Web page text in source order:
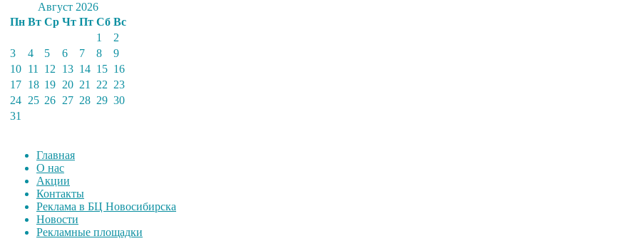
Август 2026
Пн Вт Ср Чт Пт Сб Вс
1
2
3
4 5 6 7 8
9
10 11 12 13 14 15 16
17 18 19 20 21 22 23
24 25 26 27 28 29 30
31
Главная
О нас
Акции
Контакты
Реклама в БЦ Новосибирска
Новости
Рекламные площадки